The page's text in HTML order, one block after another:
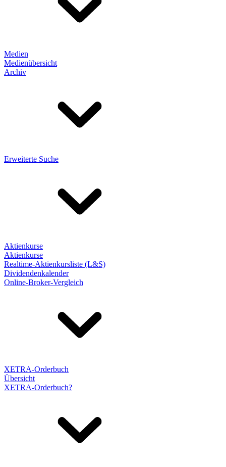
Medien
Medienübersicht
Archiv
Erweiterte Suche
Aktienkurse
Aktienkurse
Realtime-Aktienkursliste (L&S)
Dividendenkalender
Online-Broker-Vergleich
XETRA-Orderbuch
Übersicht
XETRA-Orderbuch?